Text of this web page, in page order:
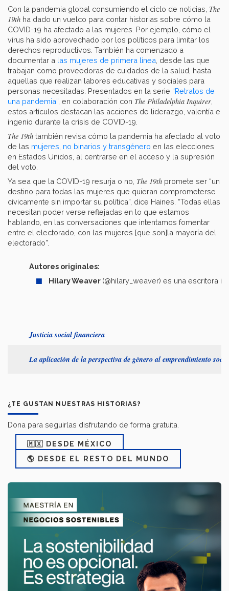
Con la pandemia global consumiendo el ciclo de noticias, The
19th ha dado un vuelco para contar historias sobre cómo la
COVID-19 ha afectado a las mujeres. Por ejemplo, cómo el
virus ha sido aprovechado por los políticos para limitar los
derechos reproductivos. También ha comenzado a
documentar a las mujeres de primera línea, desde las que
trabajan como proveedoras de cuidados de la salud, hasta
aquellas que realizan labores educativas y sociales para
personas necesitadas. Presentados en la serie “Retratos de
una pandemia”, en colaboración con The Philadelphia Inquirer,
estos artículos destacan las acciones de liderazgo, valentía e
ingenio durante la crisis de COVID-19.
The 19th también revisa cómo la pandemia ha afectado al voto
de las mujeres, no binarios y transgénero en las elecciones
en Estados Unidos, al centrarse en el acceso y la supresión
del voto.
Ya sea que la COVID-19 resurja o no, The 19th promete ser “un
destino para todas las mujeres que quieran comprometerse
cívicamente sin importar su política”, dice Haines. “Todas ellas
necesitan poder verse reflejadas en lo que estamos
hablando, en las conversaciones que intentamos fomentar
entre el electorado, con las mujeres [que son]la mayoría del
electorado”.
Autores originales:
Hilary Weaver (@hilary_weaver) es una escritora
Justicia social financiera
La aplicación de la perspectiva de género al emprendimiento
¿TE GUSTAN NUESTRAS HISTORIAS?
Dona para seguirlas disfrutando de forma gratuita.
🇲🇽 DESDE MÉXICO
🌎 DESDE EL RESTO DEL MUNDO